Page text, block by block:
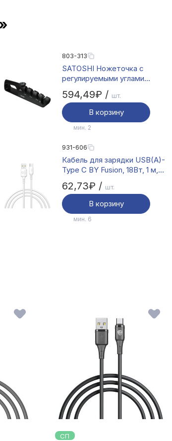
803-313
SATOSHI Ножеточка с
регулируемыми углами
заточки, с пазом для заточки
ножниц
594,49₽ / шт.
В корзину
мин. 2
931-606
Кабель для зарядки USB(A)-
Type C BY Fusion, 18Вт, 1 м,
3A, TPE, белый
62,73₽ / шт.
В корзину
мин. 6
СП